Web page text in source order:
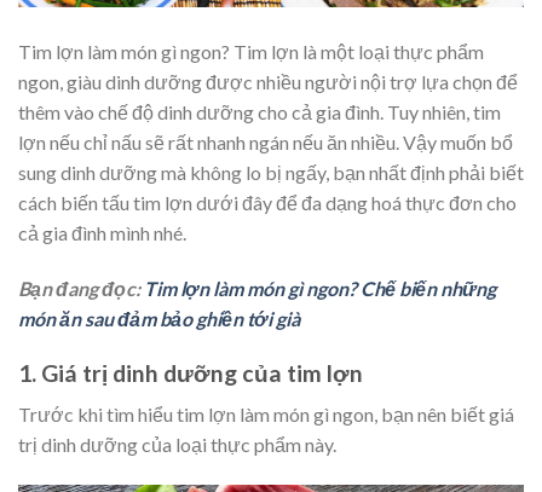
Tim lợn làm món gì ngon? Tim lợn là một loại thực phẩm
ngon, giàu dinh dưỡng được nhiều người nội trợ lựa chọn để
thêm vào chế độ dinh dưỡng cho cả gia đình. Tuy nhiên, tim
lợn nếu chỉ nấu sẽ rất nhanh ngán nếu ăn nhiều. Vậy muốn bổ
sung dinh dưỡng mà không lo bị ngấy, bạn nhất định phải biết
cách biến tấu tim lợn dưới đây để đa dạng hoá thực đơn cho
cả gia đình mình nhé.
Bạn đang đọc: Tim lợn làm món gì ngon? Chế biến những
món ăn sau đảm bảo ghiền tới già
1. Giá trị dinh dưỡng của tim lợn
Trước khi tìm hiểu tim lợn làm món gì ngon, bạn nên biết giá
trị dinh dưỡng của loại thực phẩm này.